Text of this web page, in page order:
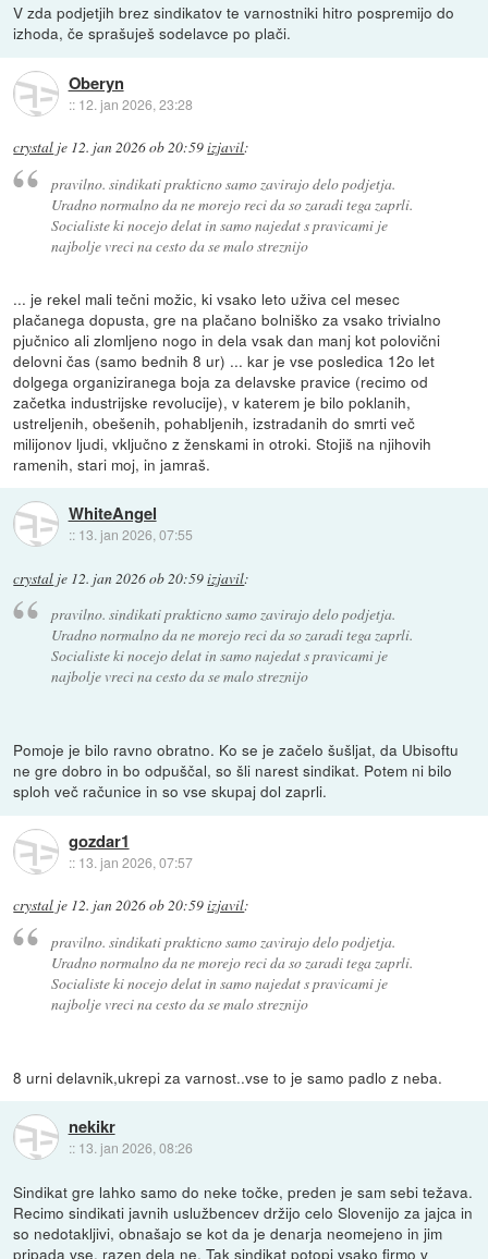
V zda podjetjih brez sindikatov te varnostniki hitro pospremijo do
izhoda, če sprašuješ sodelavce po plači.
Oberyn
:: 12. jan 2026, 23:28
crystal je 12. jan 2026 ob 20:59izjavil:
pravilno. sindikati prakticno samo zavirajo delo podjetja.
Uradno normalno da ne morejo reci da so zaradi tega zaprli.
Socialiste ki nocejo delat in samo najedat s pravicami je
najbolje vreci na cesto da se malo streznijo
... je rekel mali tečni možic, ki vsako leto uživa cel mesec
plačanega dopusta, gre na plačano bolniško za vsako trivialno
pjučnico ali zlomljeno nogo in dela vsak dan manj kot polovični
delovni čas (samo bednih 8 ur) ... kar je vse posledica 12o let
dolgega organiziranega boja za delavske pravice (recimo od
začetka industrijske revolucije), v katerem je bilo poklanih,
ustreljenih, obešenih, pohabljenih, izstradanih do smrti več
milijonov ljudi, vključno z ženskami in otroki. Stojiš na njihovih
ramenih, stari moj, in jamraš.
WhiteAngel
:: 13. jan 2026, 07:55
crystal je 12. jan 2026 ob 20:59izjavil:
pravilno. sindikati prakticno samo zavirajo delo podjetja.
Uradno normalno da ne morejo reci da so zaradi tega zaprli.
Socialiste ki nocejo delat in samo najedat s pravicami je
najbolje vreci na cesto da se malo streznijo
Pomoje je bilo ravno obratno. Ko se je začelo šušljat, da Ubisoftu
ne gre dobro in bo odpuščal, so šli narest sindikat. Potem ni bilo
sploh več računice in so vse skupaj dol zaprli.
gozdar1
:: 13. jan 2026, 07:57
crystal je 12. jan 2026 ob 20:59izjavil:
pravilno. sindikati prakticno samo zavirajo delo podjetja.
Uradno normalno da ne morejo reci da so zaradi tega zaprli.
Socialiste ki nocejo delat in samo najedat s pravicami je
najbolje vreci na cesto da se malo streznijo
8 urni delavnik,ukrepi za varnost..vse to je samo padlo z neba.
nekikr
:: 13. jan 2026, 08:26
Sindikat gre lahko samo do neke točke, preden je sam sebi težava.
Recimo sindikati javnih uslužbencev držijo celo Slovenijo za jajca in
so nedotakljivi, obnašajo se kot da je denarja neomejeno in jim
pripada vse, razen dela ne. Tak sindikat potopi vsako firmo v